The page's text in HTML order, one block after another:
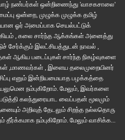
காசி?”
கொஞ்ச பேருதான் தோற்றத்தைப் பத்தி
அவங்க கண்ணுலயும் எந்த கேள்வியும்
நடக்கும்”
நண்பர்கள் ஒன்றிணைந்து 'வாசகசாலை'
ஒன்றை, முழுக்க முழுக்க தமிழ்
ஓர் அமைப்பாக செயல்பட்டுக்
, கலை சார்ந்த ஆக்கங்கள் அனைத்து
சேர்க்கும் இலட்சியத்துடன் நாவல் ,
ஆகிய படைப்புகள் சார்ந்த நிகழ்வுகளை
,மாணவர்கள் , இளைய தலைமுறையினர்
எனும் இன்றியமையாத பழக்கத்தை
நம்புகிறோம். மேலும், இவர்களை
கலந்துரையாட வைப்பதன் மூலமும்
அறிவுத் தேடலும் சிறந்த நல்லதொரு
தீர்க்கமாக நம்புகிறோம். மேலும் வாசிக்க...